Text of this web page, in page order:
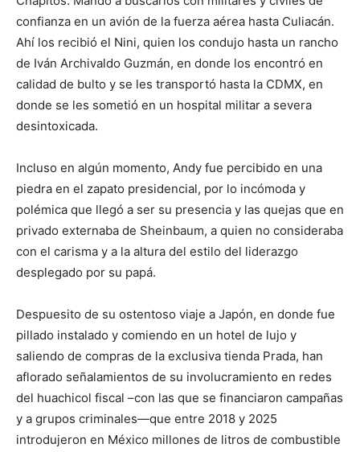
confianza en un avión de la fuerza aérea hasta Culiacán.
Ahí los recibió el Nini, quien los condujo hasta un rancho
de Iván Archivaldo Guzmán, en donde los encontró en
calidad de bulto y se les transportó hasta la CDMX, en
donde se les sometió en un hospital militar a severa
desintoxicada.
Incluso en algún momento, Andy fue percibido en una
piedra en el zapato presidencial, por lo incómoda y
polémica que llegó a ser su presencia y las quejas que en
privado externaba de Sheinbaum, a quien no consideraba
con el carisma y a la altura del estilo del liderazgo
desplegado por su papá.
Despuesito de su ostentoso viaje a Japón, en donde fue
pillado instalado y comiendo en un hotel de lujo y
saliendo de compras de la exclusiva tienda Prada, han
aflorado señalamientos de su involucramiento en redes
del huachicol fiscal –con las que se financiaron campañas
y a grupos criminales—que entre 2018 y 2025
introdujeron en México millones de litros de combustible